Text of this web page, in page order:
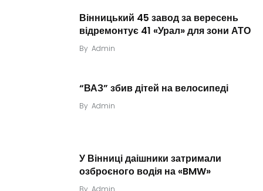
Вінницький 45 завод за вересень
відремонтує 41 «Урал» для зони АТО
By Admin
“ВАЗ” збив дітей на велосипеді
By Admin
У Вінниці даішники затримали
озброєного водія на «BMW»
By Admin